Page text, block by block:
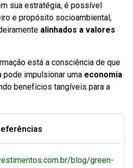
sua estratégia, é possível
e propósito socioambiental,
alinhados a valores
está a consciência de que
pode impulsionar uma economia
benefícios tangíveis para a
blog/green-